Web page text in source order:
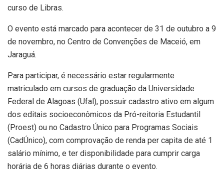
curso de Libras.
O evento está marcado para acontecer de 31 de outubro a 9
de novembro, no Centro de Convenções de Maceió, em
Jaraguá.
Para participar, é necessário estar regularmente
matriculado em cursos de graduação da Universidade
Federal de Alagoas (Ufal), possuir cadastro ativo em algum
dos editais socioeconômicos da Pró-reitoria Estudantil
(Proest) ou no Cadastro Único para Programas Sociais
(CadÚnico), com comprovação de renda per capita de até 1
salário mínimo, e ter disponibilidade para cumprir carga
horária de 6 horas diárias durante o evento.